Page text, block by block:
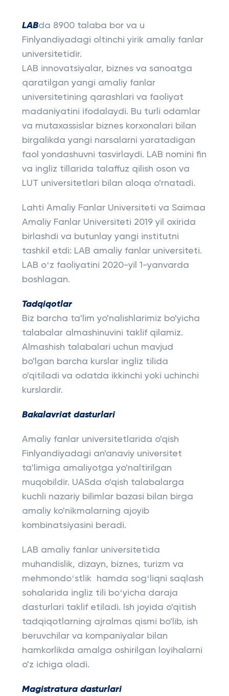
LABda 8900 talaba bor va u
Finlyandiyadagi oltinchi yirik amaliy fanlar
universitetidir.
LAB innovatsiyalar, biznes va sanoatga
qaratilgan yangi amaliy fanlar
universitetining qarashlari va faoliyat
madaniyatini ifodalaydi. Bu turli odamlar
va mutaxassislar biznes korxonalari bilan
birgalikda yangi narsalarni yaratadigan
faol yondashuvni tasvirlaydi. LAB nomini fin
va ingliz tillarida talaffuz qilish oson va
LUT universitetlari bilan aloqa o'rnatadi.
Lahti Amaliy Fanlar Universiteti va Saimaa
Amaliy Fanlar Universiteti 2019 yil oxirida
birlashdi va butunlay yangi institutni
tashkil etdi: LAB amaliy fanlar universiteti.
LAB oʻz faoliyatini 2020-yil 1-yanvarda
boshlagan.
Tadqiqotlar
Biz barcha ta'lim yo'nalishlarimiz bo'yicha
talabalar almashinuvini taklif qilamiz.
Almashish talabalari uchun mavjud
bo'lgan barcha kurslar ingliz tilida
o'qitiladi va odatda ikkinchi yoki uchinchi
kurslardir.
Bakalavriat dasturlari
Amaliy fanlar universitetlarida o'qish
Finlyandiyadagi an'anaviy universitet
ta'limiga amaliyotga yo'naltirilgan
muqobildir. UASda o'qish talabalarga
kuchli nazariy bilimlar bazasi bilan birga
amaliy ko'nikmalarning ajoyib
kombinatsiyasini beradi.
LAB amaliy fanlar universitetida
muhandislik, dizayn, biznes, turizm va
mehmondoʻstlik hamda sogʻliqni saqlash
sohalarida ingliz tili boʻyicha daraja
dasturlari taklif etiladi. Ish joyida o'qitish
tadqiqotlarning ajralmas qismi bo'lib, ish
beruvchilar va kompaniyalar bilan
hamkorlikda amalga oshirilgan loyihalarni
o'z ichiga oladi.
Magistratura dasturlari